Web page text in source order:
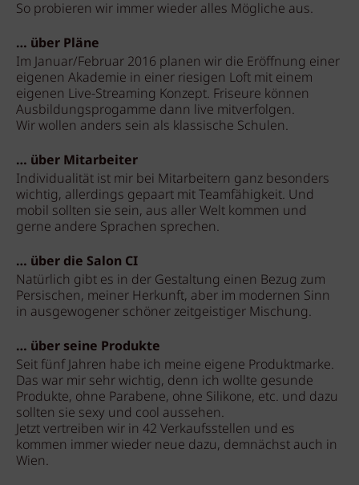
So probieren wir immer wieder alles Mögliche aus.
… über Pläne
Im Januar/Februar 2016 planen wir die Eröffnung einer
eigenen Akademie in einer riesigen Loft mit einem
eigenen Live-Streaming Konzept. Friseure können
Ausbildungsprogamme dann live mitverfolgen.
Wir wollen anders sein als klassische Schulen.
… über Mitarbeiter
Individualität ist mir bei Mitarbeitern ganz besonders
wichtig, allerdings gepaart mit Teamfähigkeit. Und
mobil sollten sie sein, aus aller Welt kommen und
gerne andere Sprachen sprechen.
… über die Salon CI
Natürlich gibt es in der Gestaltung einen Bezug zum
Persischen, meiner Herkunft, aber im modernen Sinn
in ausgewogener schöner zeitgeistiger Mischung.
… über seine Produkte
Seit fünf Jahren habe ich meine eigene Produktmarke.
Das war mir sehr wichtig, denn ich wollte gesunde
Produkte, ohne Parabene, ohne Silikone, etc. und dazu
sollten sie sexy und cool aussehen.
Jetzt vertreiben wir in 42 Verkaufsstellen und es
kommen immer wieder neue dazu, demnächst auch in
Wien.